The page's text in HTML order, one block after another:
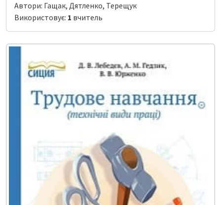
Автори: Гащак, Дятленко, Терещук
Використовує: 1 вчитель